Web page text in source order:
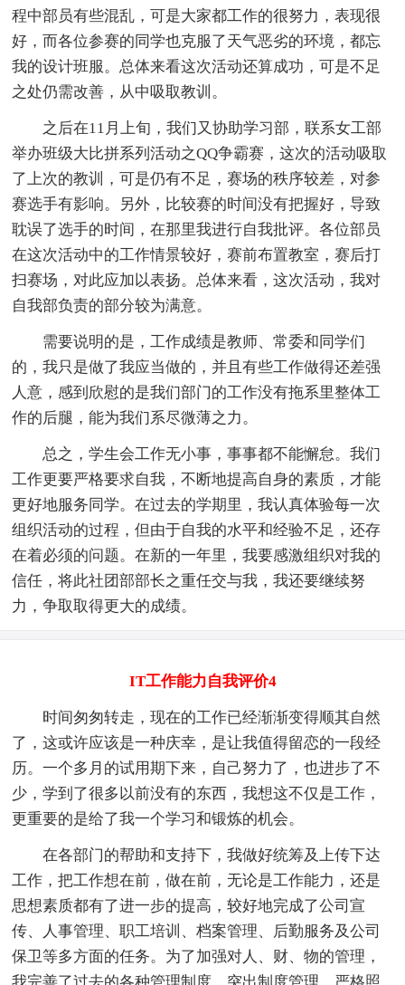
程中部员有些混乱，可是大家都工作的很努力，表现很
好，而各位参赛的同学也克服了天气恶劣的环境，都忘
我的设计班服。总体来看这次活动还算成功，可是不足
之处仍需改善，从中吸取教训。
之后在11月上旬，我们又协助学习部，联系女工部
举办班级大比拼系列活动之QQ争霸赛，这次的活动吸取
了上次的教训，可是仍有不足，赛场的秩序较差，对参
赛选手有影响。另外，比较赛的时间没有把握好，导致
耽误了选手的时间，在那里我进行自我批评。各位部员
在这次活动中的工作情景较好，赛前布置教室，赛后打
扫赛场，对此应加以表扬。总体来看，这次活动，我对
自我部负责的部分较为满意。
需要说明的是，工作成绩是教师、常委和同学们
的，我只是做了我应当做的，并且有些工作做得还差强
人意，感到欣慰的是我们部门的工作没有拖系里整体工
作的后腿，能为我们系尽微薄之力。
总之，学生会工作无小事，事事都不能懈怠。我们
工作更要严格要求自我，不断地提高自身的素质，才能
更好地服务同学。在过去的学期里，我认真体验每一次
组织活动的过程，但由于自我的水平和经验不足，还存
在着必须的问题。在新的一年里，我要感激组织对我的
信任，将此社团部部长之重任交与我，我还要继续努
力，争取取得更大的成绩。
IT工作能力自我评价4
时间匆匆转走，现在的工作已经渐渐变得顺其自然
了，这或许应该是一种庆幸，是让我值得留恋的一段经
历。一个多月的试用期下来，自己努力了，也进步了不
少，学到了很多以前没有的东西，我想这不仅是工作，
更重要的是给了我一个学习和锻炼的机会。
在各部门的帮助和支持下，我做好统筹及上传下达
工作，把工作想在前，做在前，无论是工作能力，还是
思想素质都有了进一步的提高，较好地完成了公司宣
传、人事管理、职工培训、档案管理、后勤服务及公司
保卫等多方面的任务。为了加强对人、财、物的管理，